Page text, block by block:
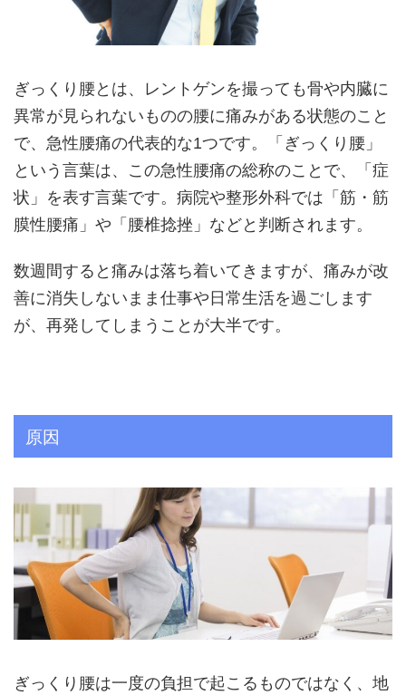
ぎっくり腰とは、レントゲンを撮っても骨や内臓に
異常が見られないものの腰に痛みがある状態のこと
で、急性腰痛の代表的な1つです。「ぎっくり腰」
という言葉は、この急性腰痛の総称のことで、「症
状」を表す言葉です。病院や整形外科では「筋・筋
膜性腰痛」や「腰椎捻挫」などと判断されます。
数週間すると痛みは落ち着いてきますが、痛みが改
善に消失しないまま仕事や日常生活を過ごします
が、再発してしまうことが大半です。
原因
ぎっくり腰は一度の負担で起こるものではなく、地